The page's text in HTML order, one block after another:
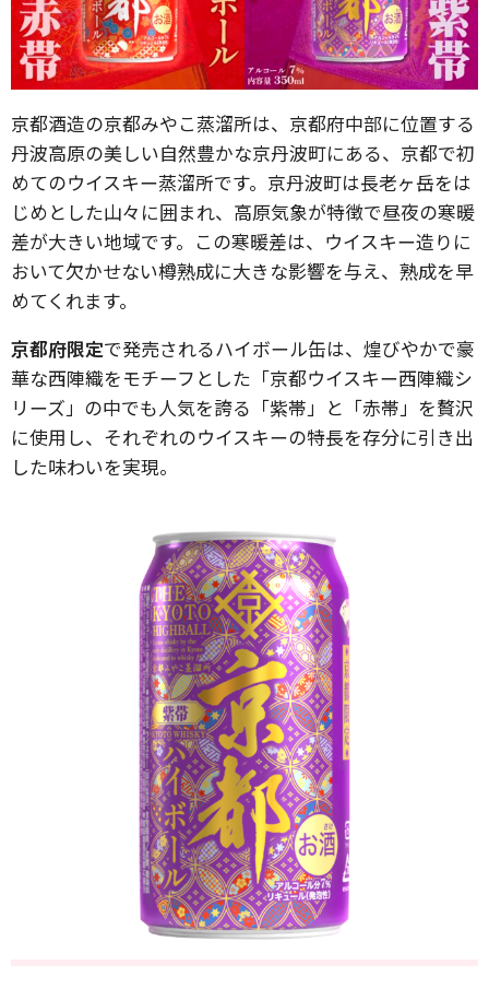
京都酒造の京都みやこ蒸溜所は、京都府中部に位置する
丹波高原の美しい自然豊かな京丹波町にある、京都で初
めてのウイスキー蒸溜所です。京丹波町は長老ヶ岳をは
じめとした山々に囲まれ、高原気象が特徴で昼夜の寒暖
差が大きい地域です。この寒暖差は、ウイスキー造りに
おいて欠かせない樽熟成に大きな影響を与え、熟成を早
めてくれます。
京都府限定で発売されるハイボール缶は、煌びやかで豪
華な西陣織をモチーフとした「京都ウイスキー西陣織シ
リーズ」の中でも人気を誇る「紫帯」と「赤帯」を贅沢
に使用し、それぞれのウイスキーの特長を存分に引き出
した味わいを実現。